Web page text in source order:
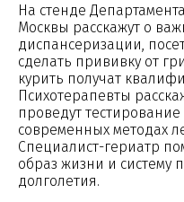
На стенде
Москвы расскажут о
диспансеризации,
сделать прививку от
курить получат
Психотерапевты
проведут
современных методах
Специалист-гериатр
образ жизни и систему
долголетия.